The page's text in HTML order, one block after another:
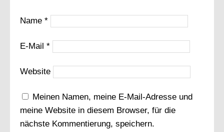
Name *
E-Mail *
Website
Meinen Namen, meine E-Mail-Adresse und
meine Website in diesem Browser, für die
nächste Kommentierung, speichern.